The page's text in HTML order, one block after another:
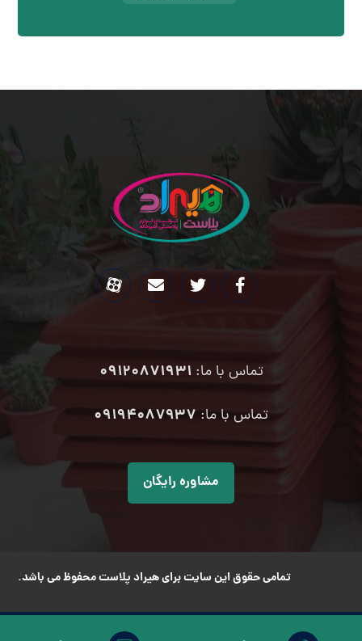
تماس با ما:09120871931
تماس با ما: ۰۹۱۹۴۰۸۷۹۳۷
مشاوره رایگان
تمامی حقوق این سایت برای هیراد پلاست محفوظ می باشد.